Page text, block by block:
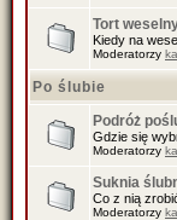
Tort
Kiedy na
Moderatorzy
Po ślubie
Podróż
Gdzie się
Moderatorzy
Suknia
Co z nią
Moderatorzy